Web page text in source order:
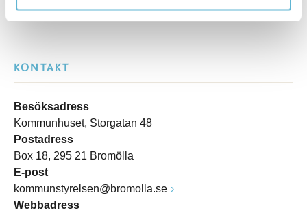
KONTAKT
Besöksadress
Kommunhuset, Storgatan 48
Postadress
Box 18, 295 21 Bromölla
E-post
kommunstyrelsen@bromolla.se
Webbadress